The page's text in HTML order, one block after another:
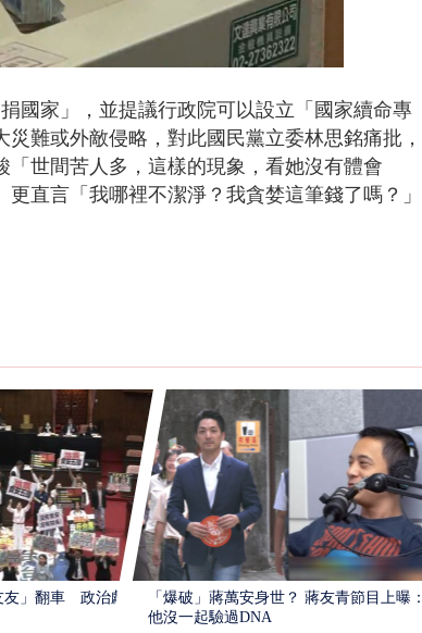
國家」，並提議行政院可以設立「國家續命專
難或外敵侵略，對此國民黨立委林思銘痛批，
「 世間苦人多， 這樣的現象， 看她沒有體會
更直言「 我哪裡不潔淨？ 我貪婪這筆錢了嗎？」
友」翻車 政治獻
「爆破」蔣萬安身世？ 蔣友青節目上曝：
他沒一起驗過DNA